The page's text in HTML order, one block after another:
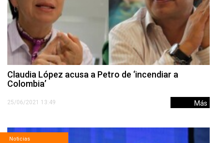
Claudia López acusa a Petro de ‘incendiar a
Colombia’
25/06/2021 13:49 Más
Noticias